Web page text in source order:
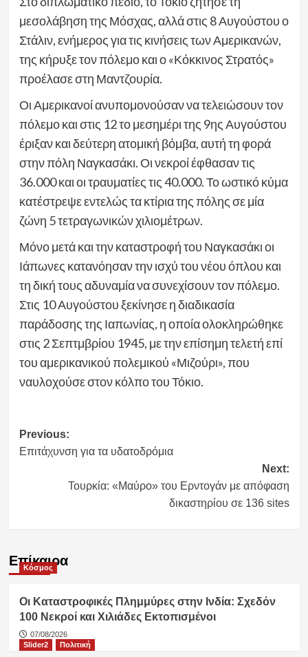
μεσολάβηση της Μόσχας, αλλά στις 8 Αυγούστου ο
Στάλιν, ενήμερος για τις κινήσεις των Αμερικανών,
της κήρυξε τον πόλεμο και ο «Κόκκινος Στρατός»
προέλασε στη Μαντζουρία.
Οι Αμερικανοί ανυπομονούσαν να τελειώσουν τον
πόλεμο και στις 12 το μεσημέρι της 9ης Αυγούστου
έριξαν και δεύτερη ατομική βόμβα, αυτή τη φορά
στην πόλη Ναγκασάκι. Οι νεκροί έφθασαν τις
36.000 και οι τραυματίες τις 40.000. Το ωστικό κύμα
κατέστρεψε εντελώς τα κτίρια της πόλης σε μία
ζώνη 5 τετραγωνικών χιλιομέτρων.
Μόνο μετά και την καταστροφή του Ναγκασάκι οι
Ιάπωνες κατανόησαν την ισχύ του νέου όπλου και
τη δική τους αδυναμία να συνεχίσουν τον πόλεμο.
Στις 10 Αυγούστου ξεκίνησε η διαδικασία
παράδοσης της Ιαπωνίας, η οποία ολοκληρώθηκε
στις 2 Σεπτμβρίου 1945, με την επίσημη τελετή επί
του αμερικανικού πολεμικού «Μιζούρι», που
ναυλοχούσε στον κόλπο του Τόκιο.
Post
navigation
Previous:
Επιτάχυνση για τα υδατοδρόμια
Next:
Τουρκία: «Μαύρο» του Ερντογάν με απόφαση
δικαστηρίου σε 136 sites
Επίκαιρα
Κόσμος
Οι Καταστροφικές Πλημμύρες στην Ινδία: Σχεδόν
100 Νεκροί και Χιλιάδες Εκτοπισμένοι
07/08/2026
Slider2
Πολιτική